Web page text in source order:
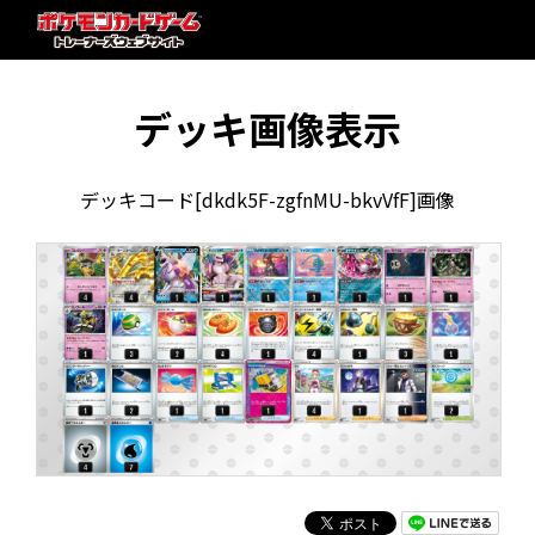
デッキ画像表示
デッキコード[dkdk5F-zgfnMU-bkvVfF]画像